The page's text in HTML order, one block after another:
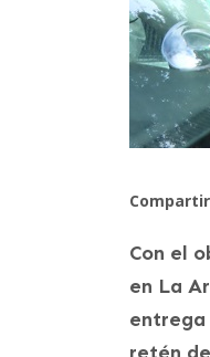
Con el
en La
entrega